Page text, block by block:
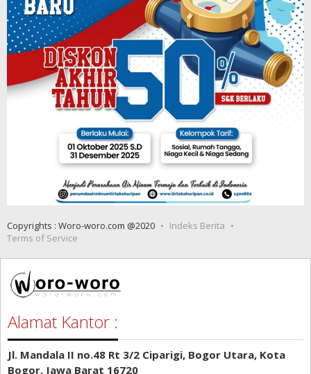
Copyrights : Woro-woro.com @2020
Indeks Berita
Terms of Service
Alamat Kantor :
Jl. Mandala II no.48 Rt 3/2 Ciparigi, Bogor Utara, Kota
Bogor, Jawa Barat 16720